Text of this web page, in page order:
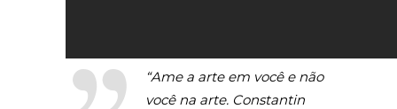
“Ame a arte em você e não
você na arte. Constantin